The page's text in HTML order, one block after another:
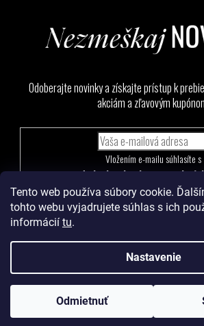
Tento web používa súbory cookie.
tohto webu vyjadrujete súhlas s ich
informácií tu.
Nastavenie
Odmietnuť
Odoberajte novinky a získajte prístup k
akciám a zľavovým
podmienkami ochrany
PRIHLÁSIŤ
Vytvoril Shoptet
Copyright 2026Levoma. Všetky